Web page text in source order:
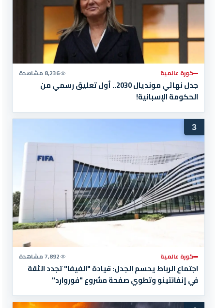
كورة عالمية 8,236 مشاهدة
جدل نهائي مونديال 2030.. أول تعليق رسمي من
الحكومة الإسبانية!
3
كورة عالمية 7,892 مشاهدة
اجتماع الرباط يحسم الجدل: قيادة "الفيفا" تجدد الثقة
في إنفانتينو وتطوي صفحة مشروع "فوروارد"